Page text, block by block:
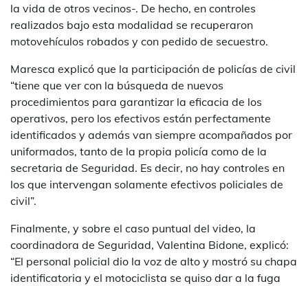
la vida de otros vecinos-. De hecho, en controles
realizados bajo esta modalidad se recuperaron
motovehículos robados y con pedido de secuestro.
Maresca explicó que la participación de policías de civil
“tiene que ver con la búsqueda de nuevos
procedimientos para garantizar la eficacia de los
operativos, pero los efectivos están perfectamente
identificados y además van siempre acompañados por
uniformados, tanto de la propia policía como de la
secretaria de Seguridad. Es decir, no hay controles en
los que intervengan solamente efectivos policiales de
civil”.
Finalmente, y sobre el caso puntual del video, la
coordinadora de Seguridad, Valentina Bidone, explicó:
“El personal policial dio la voz de alto y mostró su chapa
identificatoria y el motociclista se quiso dar a la fuga